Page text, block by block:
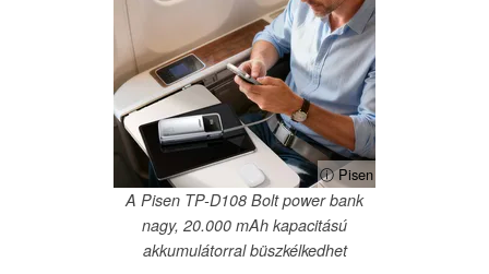
ⓘ Pisen
A Pisen TP-D108 Bolt power bank
nagy, 20.000 mAh kapacitású
akkumulátorral büszkélkedhet